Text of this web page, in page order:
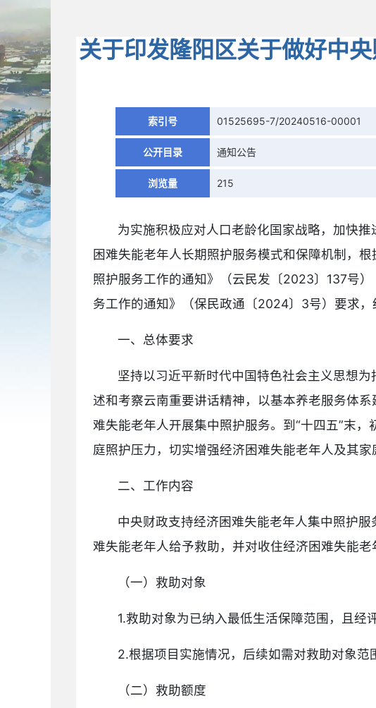
关于印发隆阳区关于做好中
索引号 01525695-7/20240516-00001
公开目录 通知公告
浏览量 215
为实施积极应对人口老龄化国家战略，加快
困难失能老年人长期照护服务模式和保障机制，
照护服务工作的通知》（云民发〔2023〕137号
务工作的通知》（保民政通〔2024〕3号）要求，
一、总体要求
坚持以习近平新时代中国特色社会主义思想
述和考察云南重要讲话精神，以基本养老服务体
难失能老年人开展集中照护服务。到“十四五”末
庭照护压力，切实增强经济困难失能老年人及其家
二、工作内容
中央财政支持经济困难失能老年人集中照护
难失能老年人给予救助，并对收住经济困难失能
（一）救助对象
1.救助对象为已纳入最低生活保障范围，且经
2.根据项目实施情况，后续如需对救助对象范
（二）救助额度